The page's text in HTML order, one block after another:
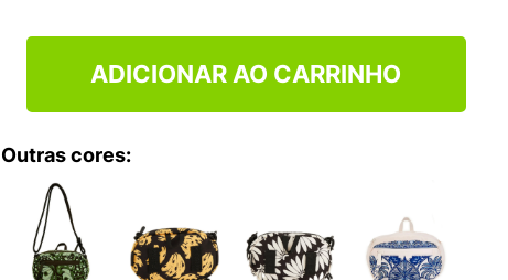
ADICIONAR AO CARRINHO
Outras cores: